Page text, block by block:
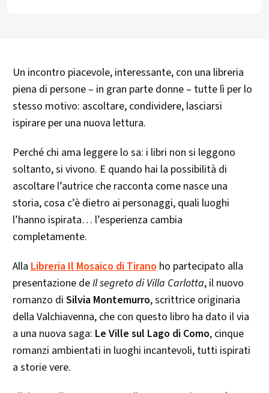
Un incontro piacevole, interessante, con una libreria
piena di persone – in gran parte donne – tutte lì per lo
stesso motivo: ascoltare, condividere, lasciarsi
ispirare per una nuova lettura.
Perché chi ama leggere lo sa: i libri non si leggono
soltanto, si vivono. E quando hai la possibilità di
ascoltare l’autrice che racconta come nasce una
storia, cosa c’è dietro ai personaggi, quali luoghi
l’hanno ispirata… l’esperienza cambia
completamente.
Alla Libreria Il Mosaico di Tirano ho partecipato alla
presentazione deIl segreto di Villa Carlotta, il nuovo
romanzo di Silvia Montemurro, scrittrice originaria
della Valchiavenna, che con questo libro ha dato il via
a una nuova saga: Le Ville sul Lago di Como, cinque
romanzi ambientati in luoghi incantevoli, tutti ispirati
a storie vere.